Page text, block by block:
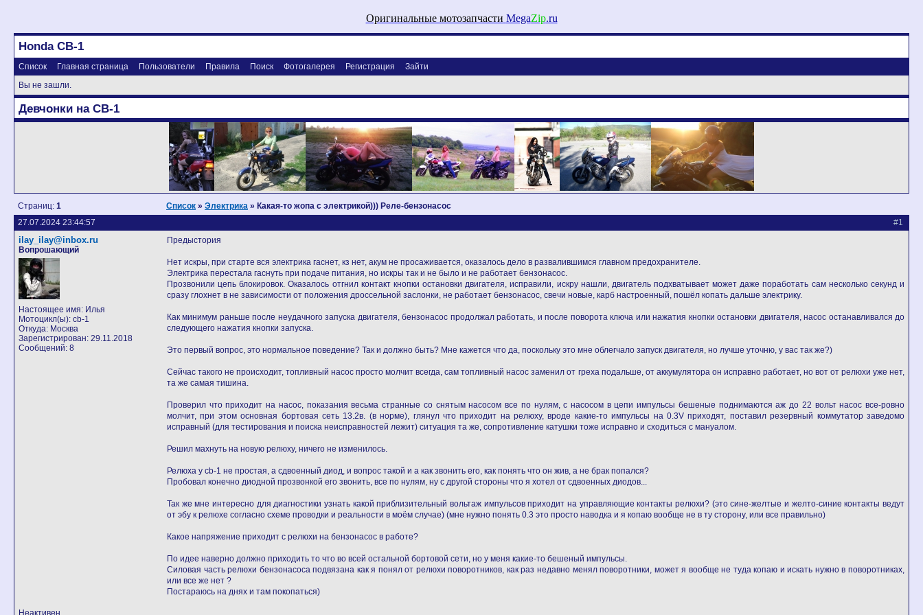
Оригинальные мотозапчасти MegaZip.ru
Honda CB-1
Список Главная страница Пользователи Правила Поиск Фотогалерея Регистрация
Зайти
Вы не зашли.
Девчонки на CB-1
Страниц: 1 Список » Электрика » Какая-то жопа с электрикой))) Реле-бензонасос
#1
27.07.2024 23:44:57
ilay_ilay@inbox.ru
Вопрошающий
Настоящее имя: Илья
Мотоцикл(ы): cb-1
Откуда: Москва
Зарегистрирован: 29.11.2018
Сообщений: 8
Предыстория
Нет искры, при старте вся электрика гаснет, кз нет, акум не просаживается, оказалось дело в развалившимся главном предохранителе.
Электрика перестала гаснуть при подаче питания, но искры так и не было и не работает бензонасос.
Прозвонили цепь блокировок. Оказалось отгнил контакт кнопки остановки двигателя, исправили, искру нашли, двигатель подхватывает может даже поработать сам несколько секунд и
сразу глохнет в не зависимости от положения дроссельной заслонки, не работает бензонасос, свечи новые, карб настроенный, пошёл копать дальше электрику.
Как минимум раньше после неудачного запуска двигателя, бензонасос продолжал работать, и после поворота ключа или нажатия кнопки остановки двигателя, насос останавливался до
следующего нажатия кнопки запуска.
Это первый вопрос, это нормальное поведение? Так и должно быть? Мне кажется что да, поскольку это мне облегчало запуск двигателя, но лучше уточню, у вас так же?)
Сейчас такого не происходит, топливный насос просто молчит всегда, сам топливный насос заменил от греха подальше, от аккумулятора он исправно работает, но вот от релюхи уже нет,
та же самая тишина.
Проверил что приходит на насос, показания весьма странные со снятым насосом все по нулям, с насосом в цепи импульсы бешеные поднимаются аж до 22 вольт насос все-ровно
молчит, при этом основная бортовая сеть 13.2в. (в норме), глянул что приходит на релюху, вроде какие-то импульсы на 0.3V приходят, поставил резервный коммутатор заведомо
исправный (для тестирования и поиска неисправностей лежит) ситуация та же, сопротивление катушки тоже исправно и сходиться с мануалом.
Решил махнуть на новую релюху, ничего не изменилось.
Релюха у cb-1 не простая, а сдвоенный диод, и вопрос такой и а как звонить его, как понять что он жив, а не брак попался?
Пробовал конечно диодной прозвонкой его звонить, все по нулям, ну с другой стороны что я хотел от сдвоенных диодов...
Так же мне интересно для диагностики узнать какой приблизительный вольтаж импульсов приходит на управляющие контакты релюхи? (это сине-желтые и желто-синие контакты ведут
от эбу к релюхе согласно схеме проводки и реальности в моём случае) (мне нужно понять 0.3 это просто наводка и я копаю вообще не в ту сторону, или все правильно)
Какое напряжение приходит с релюхи на бензонасос в работе?
По идее наверно должно приходить то что во всей остальной бортовой сети, но у меня какие-то бешеный импульсы.
Силовая часть релюхи бензонасоса подвязана как я понял от релюхи поворотников, как раз недавно менял поворотники, может я вообще не туда копаю и искать нужно в поворотниках,
или все же нет ?
Постараюсь на днях и там покопаться)
Неактивен